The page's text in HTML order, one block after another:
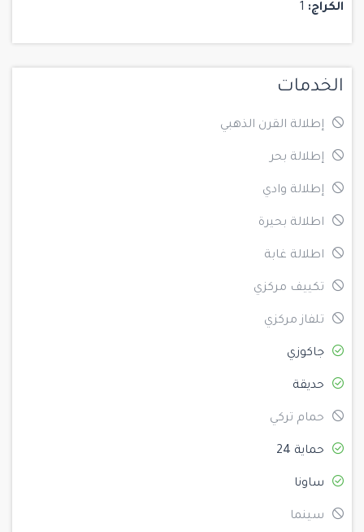
الكراج:
الخدمات
إطلالة القرن الذهبي
إطلالة بحر
إطلالة وادي
اطلالة بحيرة
اطلالة غابة
تكييف مركزي
تلفاز مركزي
جاكوزي
حديقة
حمام تركي
حماية 24
ساونا
سينما